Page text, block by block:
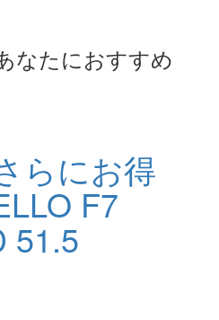
なたにおすすめ
らにお得
F7
51.5